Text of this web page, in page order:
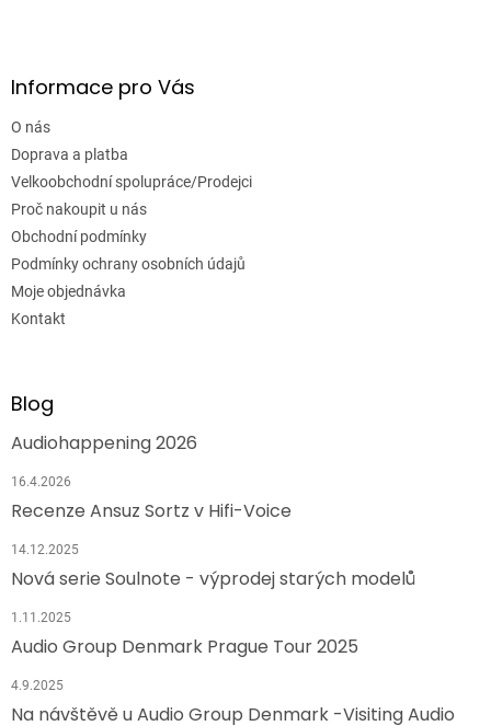
Informace pro Vás
O nás
Doprava a platba
Velkoobchodní spolupráce/Prodejci
Proč nakoupit u nás
Obchodní podmínky
Podmínky ochrany osobních údajů
Moje objednávka
Kontakt
Blog
Audiohappening 2026
16.4.2026
Recenze Ansuz Sortz v Hifi-Voice
14.12.2025
Nová serie Soulnote - výprodej starých modelů
1.11.2025
Audio Group Denmark Prague Tour 2025
4.9.2025
Na návštěvě u Audio Group Denmark -Visiting Audio